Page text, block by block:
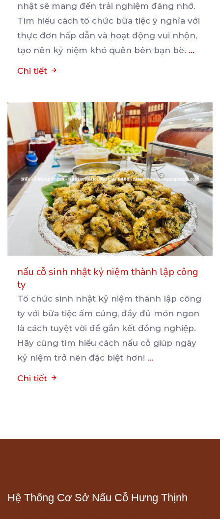
nhật sẽ mang đến trải nghiệm đáng nhớ.
Tìm hiểu cách tổ chức bữa tiệc ý nghĩa với
thực đơn hấp dẫn và hoạt động vui nhộn,
tạo nên kỷ niệm khó quên bên bạn bè. ...
Chi tiết
nấu cỗ sinh nhật kỷ niệm thành lập công
ty
Tổ chức sinh nhật kỷ niệm thành lập công
ty với bữa tiệc ấm cúng, đầy đủ món ngon
là cách tuyệt vời để gắn kết đồng nghiệp.
Hãy cùng tìm hiểu cách nấu cỗ giúp ngày
kỷ niệm trở nên đặc biệt hơn! ...
Chi tiết
Hệ Thống Cơ Sở Nấu Cỗ Hưng Thịnh